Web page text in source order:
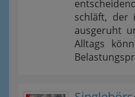
schläft, der
ausgeruht
Alltags